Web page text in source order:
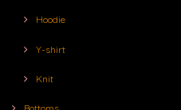
Hoodie
Y-shirt
Knit